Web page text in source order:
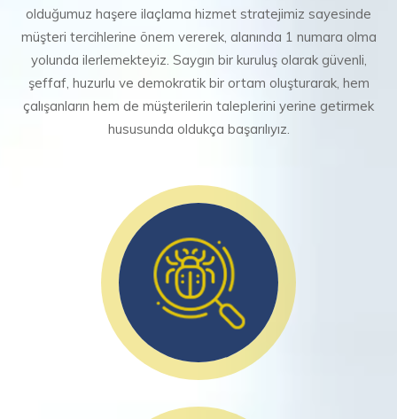
olduğumuz haşere ilaçlama hizmet stratejimiz sayesinde
müşteri tercihlerine önem vererek, alanında 1 numara olma
yolunda ilerlemekteyiz. Saygın bir kuruluş olarak güvenli,
şeffaf, huzurlu ve demokratik bir ortam oluşturarak, hem
çalışanların hem de müşterilerin taleplerini yerine getirmek
hususunda oldukça başarılıyız.